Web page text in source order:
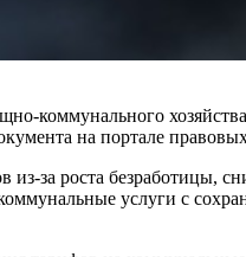
коммунального
на портале
из-за роста безработицы,
услуги с